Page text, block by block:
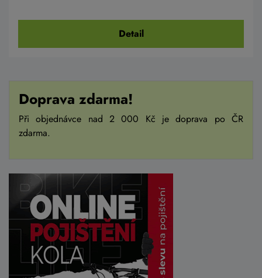
Detail
Doprava zdarma!
Při objednávce nad 2 000 Kč je doprava po ČR
zdarma.